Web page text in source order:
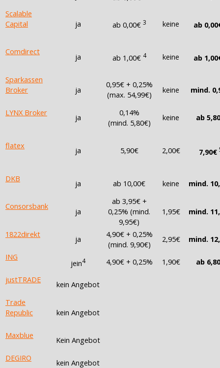
Scalable
Capital
ja ab 0,00€ 3 keine ab
Comdirect
ja ab 1,00€ 4 keine ab
Sparkassen
Broker
ja
0,95€ + 0,25%
(max. 54,99€)
keine mind.
LYNX Broker ja
0,14%
(mind. 5,80€)
keine ab
flatex ja 5,90€ 2,00€ 7,90€
DKB ja ab 10,00€ keine mind.
Consorsbank
ja
ab 3,95€ +
0,25% (mind.
9,95€)
1,95€ mind.
1822direkt ja
4,90€ + 0,25%
(mind. 9,90€)
2,95€
mind.
ING
jein4 4,90€ + 0,25% 1,90€
ab
justTRADE
kein Angebot
Trade
Republic
kein Angebot
Maxblue
Kein Angebot
DEGIRO
kein Angebot